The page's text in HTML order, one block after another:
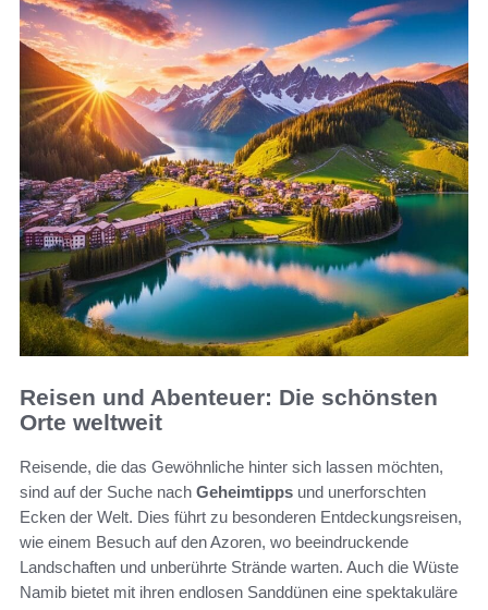
Reisen und Abenteuer: Die schönsten
Orte weltweit
Reisende, die das Gewöhnliche hinter sich lassen möchten,
sind auf der Suche nach Geheimtipps und unerforschten
Ecken der Welt. Dies führt zu besonderen Entdeckungsreisen,
wie einem Besuch auf den Azoren, wo beeindruckende
Landschaften und unberührte Strände warten. Auch die Wüste
Namib bietet mit ihren endlosen Sanddünen eine spektakuläre